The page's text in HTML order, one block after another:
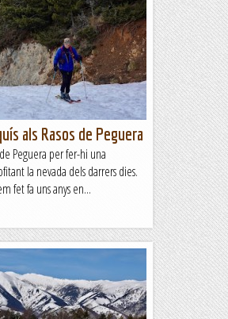
als Rasos de Peguera
Peguera per fer-hi una
la nevada dels darrers dies.
fet fa uns anys en...